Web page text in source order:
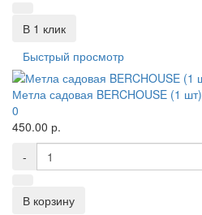
В 1 клик
Быстрый просмотр
Метла садовая BERCHOUSE (1 шт)
0
450.00 р.
-
В корзину